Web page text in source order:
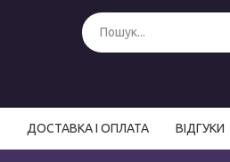
ДОСТАВКА І ОПЛАТА ВІДГУКИ